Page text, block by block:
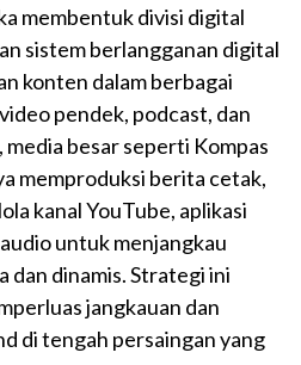
membentuk divisi digital
sistem berlangganan digital
konten dalam berbagai
pendek, podcast, dan
besar seperti Kompas
memproduksi berita cetak,
kanal YouTube, aplikasi
untuk menjangkau
dan dinamis. Strategi ini
jangkauan dan
di tengah persaingan yang